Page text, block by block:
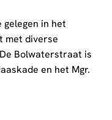
in het
met diverse
Bolwaterstraat is
en het Mgr.